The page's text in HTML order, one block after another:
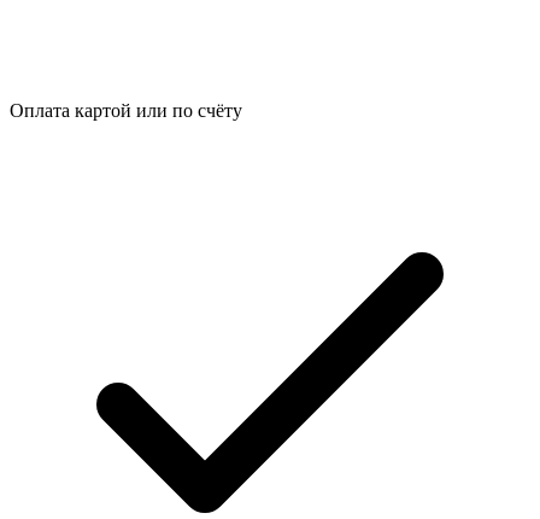
Оплата картой или по счёту